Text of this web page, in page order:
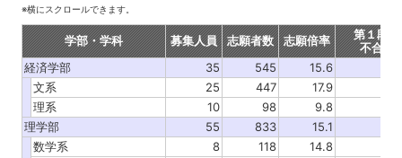
※横にスクロールできます。
学部・学科 募集人員 志願者数 志願倍率
第１段
不合格
経済学部
35 545
15.6
文系
25 447
17.9
理系
10 98
9.8
理学部
55 833
15.1
数学系
8 118
14.8